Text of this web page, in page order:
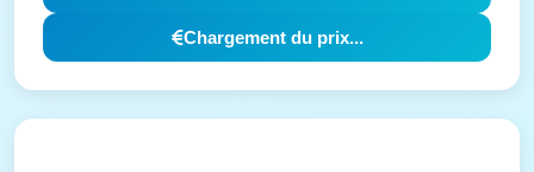
Chargement du prix...